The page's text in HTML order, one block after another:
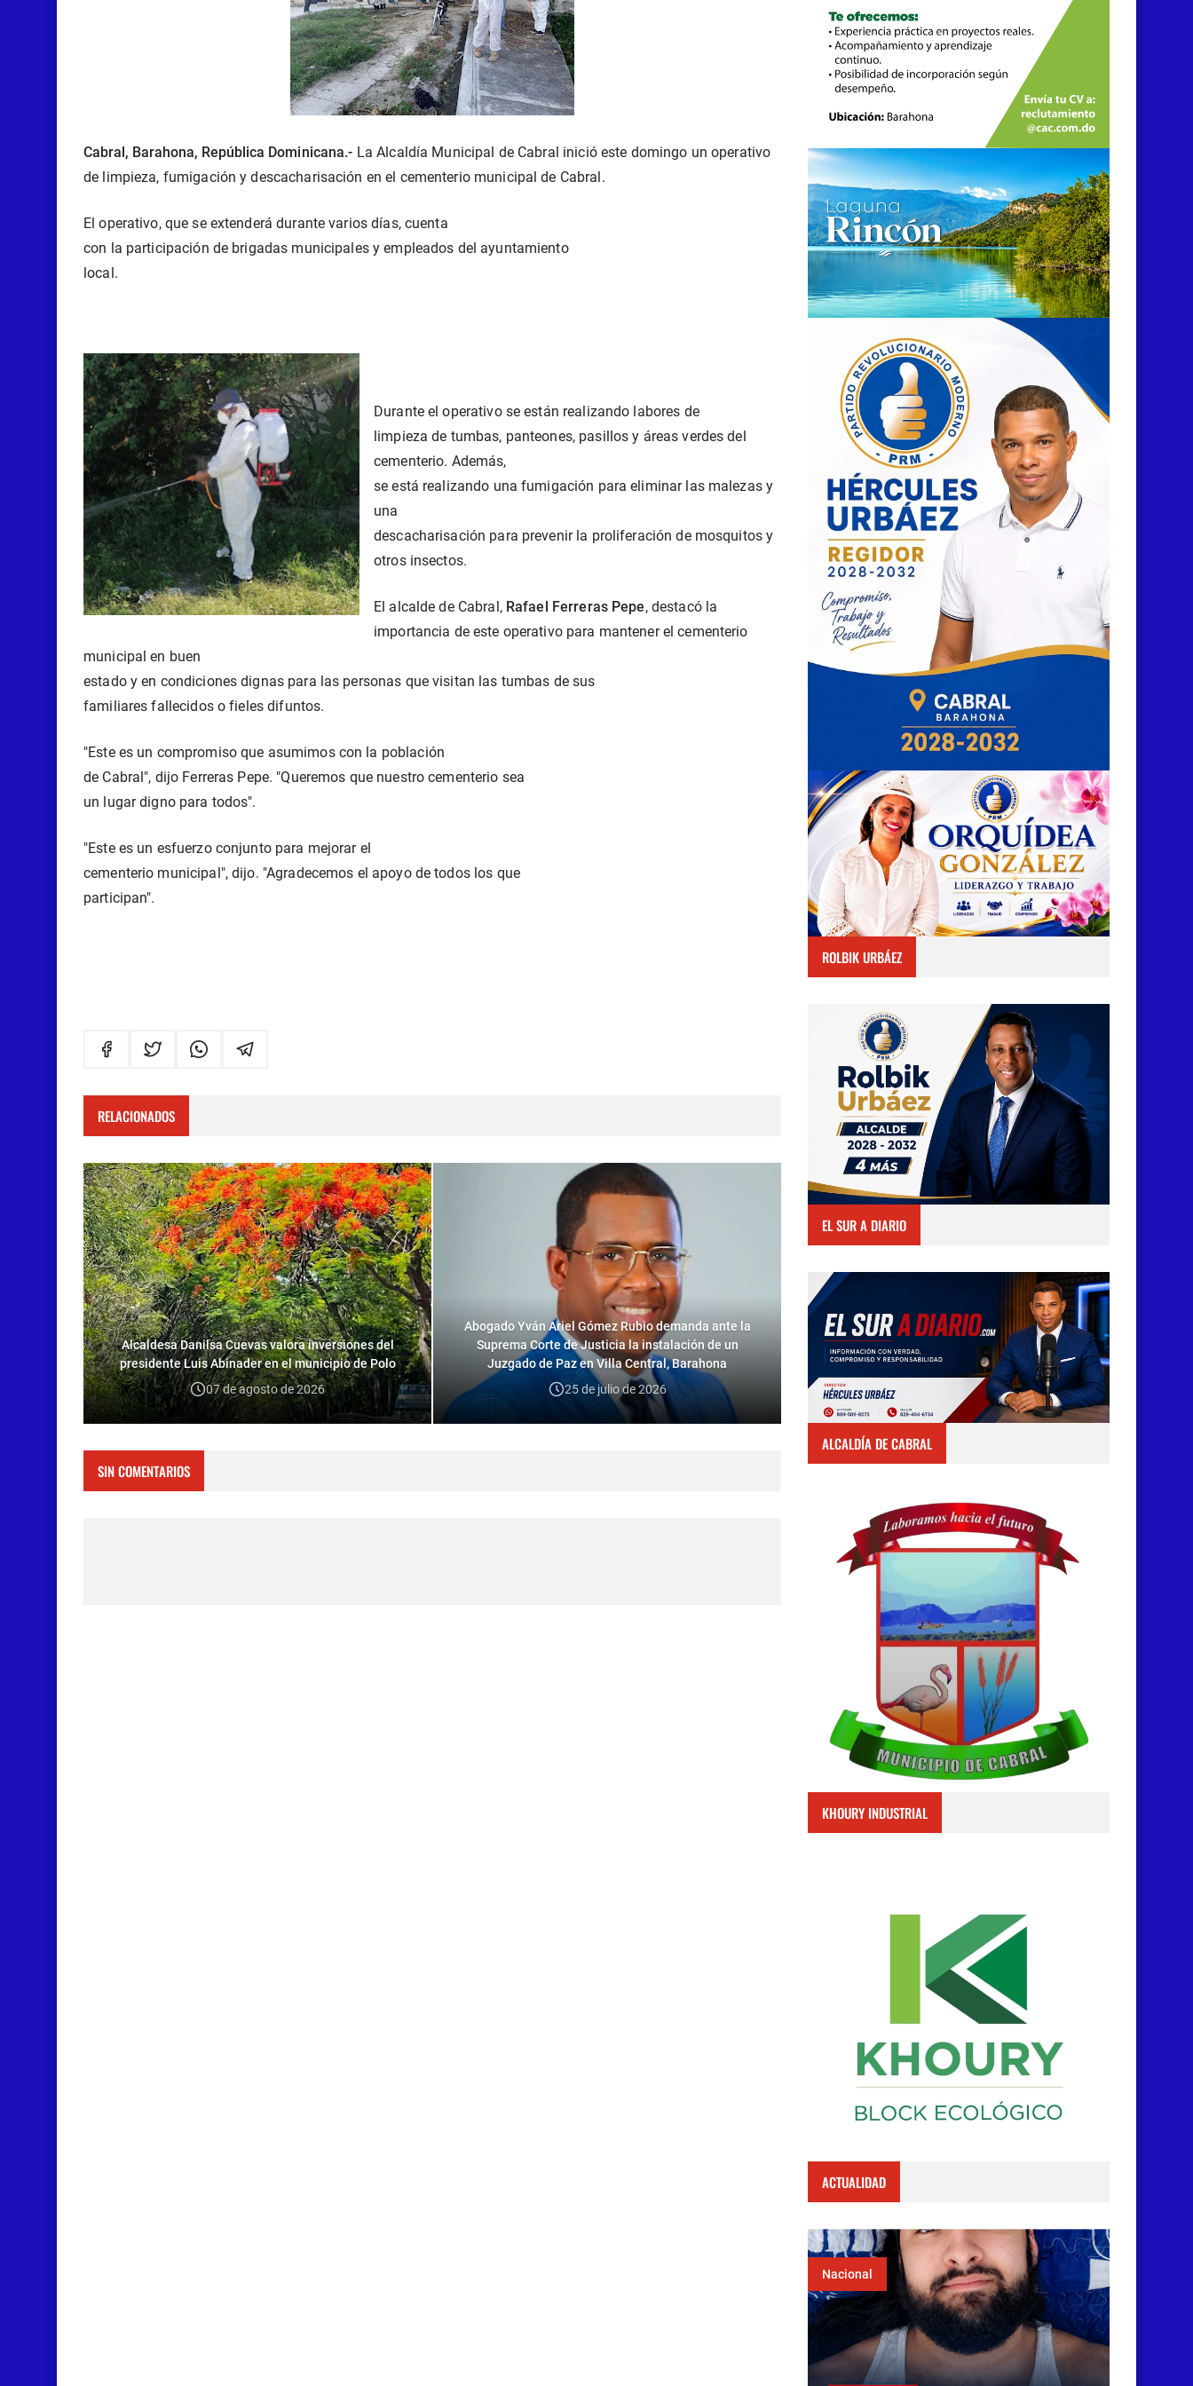
Cabral, Barahona, República Dominicana.- La Alcaldía Municipal de Cabral inició este domingo un operativo
de limpieza, fumigación ydescacharisación en el cementerio municipal de Cabral.
El operativo, que se extenderá durante varios días, cuenta
con la participación de brigadas municipales y empleados del ayuntamiento
local.
Durante el operativo se están realizando labores de
limpieza de tumbas, panteones, pasillos y áreas verdes del
cementerio. Además,
se está realizando una fumigación para eliminar las malezas y
una
descacharisación para prevenir la proliferación de mosquitos y
otros insectos.
El alcalde de Cabral, Rafael Ferreras Pepe, destacó la
importancia de este operativo para mantener el cementerio
municipal en buen
estado y en condiciones dignas para las personas que visitan las tumbas de sus
familiares fallecidos o fieles difuntos.
"Este es un compromiso que asumimos con la población
de Cabral", dijo Ferreras Pepe. "Queremos que nuestro cementerio sea
un lugar digno para todos".
"Este es un esfuerzo conjunto para mejorar el
cementerio municipal", dijo. "Agradecemos el apoyo de todos los que
participan".
RELACIONADOS
Alcaldesa Danilsa Cuevas valora inversiones del
presidente Luis Abinader en el municipio de Polo
07 de agosto de 2026
Abogado Yván Ariel Gómez Rubio demanda ante la
Suprema Corte de Justicia la instalación de un
Juzgado de Paz en Villa Central, Barahona
25 de julio de 2026
SIN COMENTARIOS
ROLBIK URBÁEZ
EL SUR A DIARIO
ALCALDÍA DE CABRAL
KHOURY INDUSTRIAL
ACTUALIDAD
Nacional